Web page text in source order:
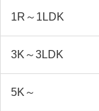
1R～1LDK
3K～3LDK
5K～